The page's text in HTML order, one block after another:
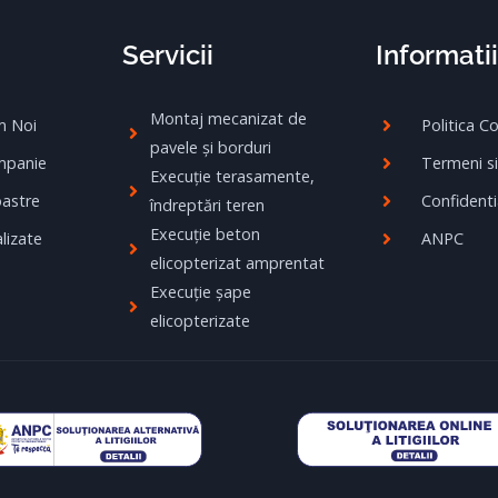
Noi
Servicii
Montaj mecanizat de
pavele și borduri
Execuție terasamente,
îndreptări teren
Execuție beton
elicopterizat amprentat
Execuție șape
elicopterizate
Informatii
Politica
Termeni
ANPC